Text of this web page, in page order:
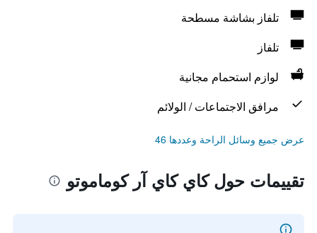
تلفاز بشاشة مسطحة
تلفاز
لوازم استحمام مجانية
مرافق الاجتماعات / الولائم
عرض جميع وسائل الراحة وعددها 46
تقييمات حول كاي كاي آر كوماموتو